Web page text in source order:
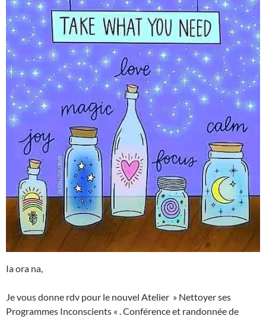
Ia ora na,
Je vous donne rdv pour le nouvel Atelier » Nettoyer ses
Programmes Inconscients « . Conférence et randonnée de